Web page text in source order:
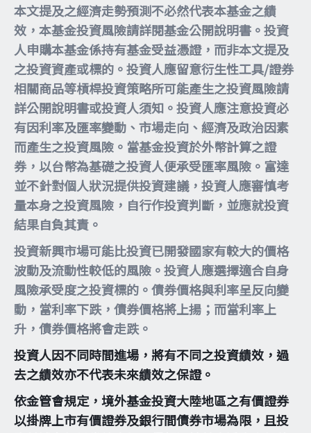
本文提及之經濟走勢預測不必然代表本基金之績
效，本基金投資風險請詳閱基金公開說明書。投資
人申購本基金係持有基金受益憑證，而非本文提及
之投資資產或標的。投資人應留意衍生性工具/證券
相關商品等槓桿投資策略所可能產生之投資風險請
詳公開說明書或投資人須知。投資人應注意投資必
有因利率及匯率變動、市場走向、經濟及政治因素
而產生之投資風險。當基金投資於外幣計算之證
券，以台幣為基礎之投資人便承受匯率風險。富達
並不針對個人狀況提供投資建議，投資人應審慎考
量本身之投資風險，自行作投資判斷，並應就投資
結果自負其責。
投資新興市場可能比投資已開發國家有較大的價格
波動及流動性較低的風險。投資人應選擇適合自身
風險承受度之投資標的。債券價格與利率呈反向變
動，當利率下跌，債券價格將上揚；而當利率上
升，債券價格將會走跌。
投資人因不同時間進場，將有不同之投資績效，過
去之績效亦不代表未來績效之保證。
依金管會規定，境外基金投資大陸地區之有價證券
以掛牌上市有價證券及銀行間債券市場為限，且投